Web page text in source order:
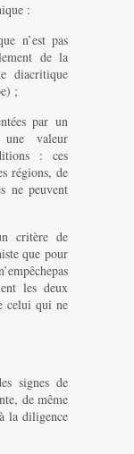
:
n’est pas
de la
diacritique
;
par un
valeur
: ces
régions, de
ne peuvent
critère de
que pour
les deux
celui qui ne
signes de
de même
la diligence